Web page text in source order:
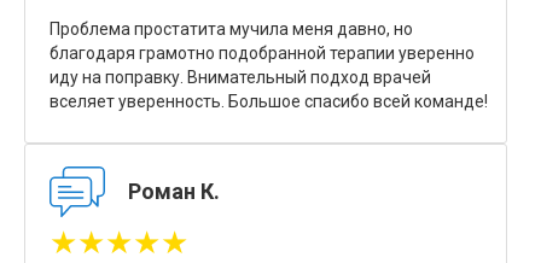
Проблема простатита мучила меня давно, но
благодаря грамотно подобранной терапии уверенно
иду на поправку. Внимательный подход врачей
вселяет уверенность. Большое спасибо всей команде!
Роман К.
★★★★★